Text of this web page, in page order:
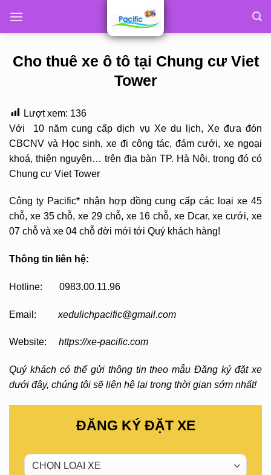
Cho thuê xe ô tô tại Chung cư Viet
Tower
Lượt xem: 136
Với 10 năm cung cấp dịch vụ Xe du lịch, Xe đưa đón
CBCNV và Học sinh, xe đi công tác, đám cưới, xe ngoại
khoá, thiện nguyện… trên địa bàn TP. Hà Nội, trong đó có
Chung cư Viet Tower
Công ty Pacific* nhận hợp đồng cung cấp các loại xe 45
chỗ, xe 35 chỗ, xe 29 chỗ, xe 16 chỗ, xe Dcar, xe cưới, xe
07 chỗ và xe 04 chỗ đời mới tới Quý khách hàng!
Thông tin liên hệ:
Hotline: 0983.00.11.96
Email: xedulichpacific@gmail.com
Website: https://xe-pacific.com
Quý khách có thể gửi thông tin theo mẫu Đăng ký đặt xe
dưới đây, chúng tôi sẽ liên hệ lại trong thời gian sớm nhất!
ĐĂNG KÝ ĐẶT XE